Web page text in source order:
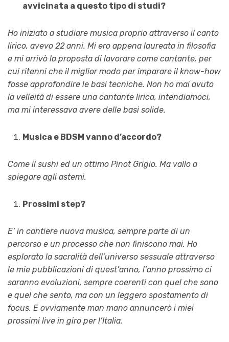
avvicinata a questo tipo di studi?
Ho iniziato a studiare musica proprio attraverso il canto
lirico, avevo 22 anni. Mi ero appena laureata in filosofia
e mi arrivò la proposta di lavorare come cantante, per
cui ritenni che il miglior modo per imparare il know-how
fosse approfondire le basi tecniche. Non ho mai avuto
la velleità di essere una cantante lirica, intendiamoci,
ma mi interessava avere delle basi solide.
Musica e BDSM vanno d’accordo?
Come il sushi ed un ottimo Pinot Grigio. Ma vallo a
spiegare agli astemi.
Prossimi step?
E’ in cantiere nuova musica, sempre parte di un
percorso e un processo che non finiscono mai. Ho
esplorato la sacralità dell’universo sessuale attraverso
le mie pubblicazioni di quest’anno, l’anno prossimo ci
saranno evoluzioni, sempre coerenti con quel che sono
e quel che sento, ma con un leggero spostamento di
focus. E ovviamente man mano annuncerò i miei
prossimi live in giro per l’Italia.